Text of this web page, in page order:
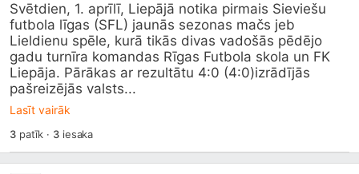
Svētdien, 1. aprīlī, Liepājā notika pirmais Sieviešu
futbola līgas (SFL) jaunās sezonas mačs jeb
Lieldienu spēle, kurā tikās divas vadošās pēdējo
gadu turnīra komandas Rīgas Futbola skola un FK
Liepāja. Pārākas ar rezultātu 4:0 (4:0)izrādījās
pašreizējās valsts...
Lasīt vairāk
3patīk · 3iesaka